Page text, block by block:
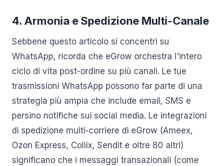
4. Armonia e Spedizione Multi-Canale
Sebbene questo articolo si concentri su
WhatsApp, ricorda che eGrow orchestra l'intero
ciclo di vita post-ordine su più canali. Le tue
trasmissioni WhatsApp possono far parte di una
strategia più ampia che include email, SMS e
persino notifiche sui social media. Le integrazioni
di spedizione multi-corriere di eGrow (Ameex,
Ozon Express, Coliix, Sendit e oltre 80 altri)
significano che i messaggi transazionali (come